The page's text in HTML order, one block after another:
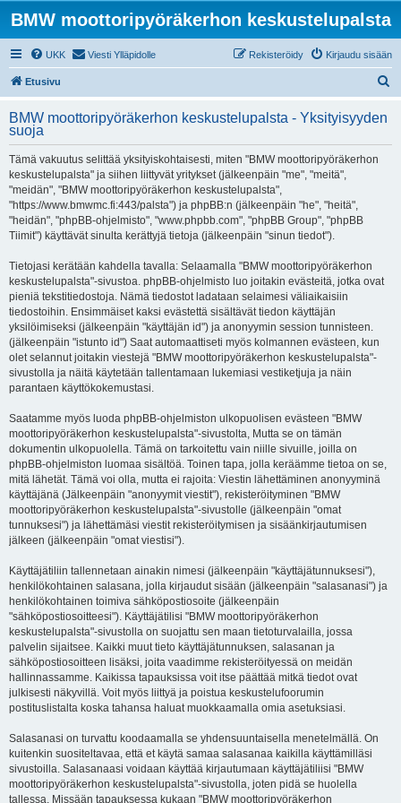
BMW moottoripyöräkerhon keskustelupalsta
UKK Viesti Ylläpidolle Kirjaudu sisään
Rekisteröidy
Etusivu
i
BMW moottoripyöräkerhon keskustelupalsta - Yksityisyyden
suoja
Tämä vakuutus selittää yksityiskohtaisesti, miten "BMW moottoripyöräkerhon
keskustelupalsta" ja siihen liittyvät yritykset (jälkeenpäin "me", "meitä",
"meidän", "BMW moottoripyöräkerhon keskustelupalsta",
"https://www.bmwmc.fi:443/palsta") ja phpBB:n (jälkeenpäin "he", "heitä",
"heidän", "phpBB-ohjelmisto", "www.phpbb.com", "phpBB Group", "phpBB
Tiimit") käyttävät sinulta kerättyjä tietoja (jälkeenpäin "sinun tiedot").
Tietojasi kerätään kahdella tavalla: Selaamalla "BMW moottoripyöräkerhon
keskustelupalsta"-sivustoa. phpBB-ohjelmisto luo joitakin evästeitä, jotka ovat
pieniä tekstitiedostoja. Nämä tiedostot ladataan selaimesi väliaikaisiin
tiedostoihin. Ensimmäiset kaksi evästettä sisältävät tiedon käyttäjän
yksilöimiseksi (jälkeenpäin "käyttäjän id") ja anonyymin session tunnisteen.
(jälkeenpäin "istunto id") Saat automaattiseti myös kolmannen evästeen, kun
olet selannut joitakin viestejä "BMW moottoripyöräkerhon keskustelupalsta"-
sivustolla ja näitä käytetään tallentamaan lukemiasi vestiketjuja ja näin
parantaen käyttökokemustasi.
Saatamme myös luoda phpBB-ohjelmiston ulkopuolisen evästeen "BMW
moottoripyöräkerhon keskustelupalsta"-sivustolta, Mutta se on tämän
dokumentin ulkopuolella. Tämä on tarkoitettu vain niille sivuille, joilla on
phpBB-ohjelmiston luomaa sisältöä. Toinen tapa, jolla keräämme tietoa on se,
mitä lähetät. Tämä voi olla, mutta ei rajoita: Viestin lähettäminen anonyyminä
käyttäjänä (Jälkeenpäin "anonyymit viestit"), rekisteröityminen "BMW
moottoripyöräkerhon keskustelupalsta"-sivustolle (jälkeenpäin "omat
tunnuksesi") ja lähettämäsi viestit rekisteröitymisen ja sisäänkirjautumisen
jälkeen (jälkeenpäin "omat viestisi").
Käyttäjätiliin tallennetaan ainakin nimesi (jälkeenpäin "käyttäjätunnuksesi"),
henkilökohtainen salasana, jolla kirjaudut sisään (jälkeenpäin "salasanasi") ja
henkilökohtainen toimiva sähköpostiosoite (jälkeenpäin
"sähköpostiosoitteesi"). Käyttäjätilisi "BMW moottoripyöräkerhon
keskustelupalsta"-sivustolla on suojattu sen maan tietoturvalailla, jossa
palvelin sijaitsee. Kaikki muut tieto käyttäjätunnuksen, salasanan ja
sähköpostiosoitteen lisäksi, joita vaadimme rekisteröityessä on meidän
hallinnassamme. Kaikissa tapauksissa voit itse päättää mitkä tiedot ovat
julkisesti näkyvillä. Voit myös liittyä ja poistua keskustelufoorumin
postituslistalta koska tahansa haluat muokkaamalla omia asetuksiasi.
Salasanasi on turvattu koodaamalla se yhdensuuntaisella menetelmällä. On
kuitenkin suositeltavaa, että et käytä samaa salasanaa kaikilla käyttämilläsi
sivustoilla. Salasanaasi voidaan käyttää kirjautumaan käyttäjätiliisi "BMW
moottoripyöräkerhon keskustelupalsta"-sivustolla, joten pidä se huolella
tallessa. Missään tapauksessa kukaan "BMW moottoripyöräkerhon